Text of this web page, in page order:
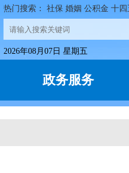
热门搜索： 社保 婚姻 公积金 十四
2026年08月07日 星期五
政务服务